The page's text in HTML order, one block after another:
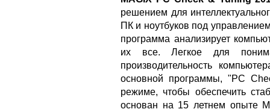
решением для
ПК и ноутбуков под
программа анализирует
их все. Легкое для
производительность
основной программы, "PC
режиме, чтобы обеспечить
основан на 15 летнем опыте